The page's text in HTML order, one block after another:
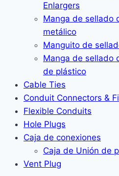
Enlargers
Manga de sellado
metálico
Manguito de
Manga de sellado
de plástico
Cable Ties
Conduit Connectors &
Flexible Conduits
Hole Plugs
Caja de conexiones
Caja de Unión de
Vent Plug